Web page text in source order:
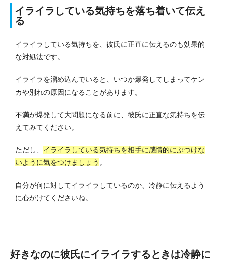
イライラしている気持ちを落ち着いて伝え
る
イライラしている気持ちを、彼氏に正直に伝えるのも効果的
な対処法です。
イライラを溜め込んでいると、いつか爆発してしまってケン
カや別れの原因になることがあります。
不満が爆発して大問題になる前に、彼氏に正直な気持ちを伝
えてみてください。
ただし、 イライラしている気持ちを相手に感情的にぶつけな
いように気をつけましょう 。
自分が何に対してイライラしているのか、冷静に伝えるよう
に心がけてくださいね。
好きなのに彼氏にイライラするときは冷静に